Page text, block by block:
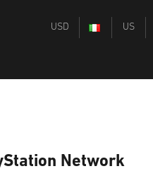
USD US
Network